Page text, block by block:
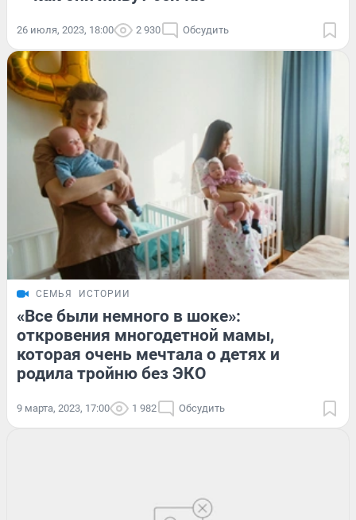
26 июля, 2023, 18:00 2 930 Обсудить
СЕМЬЯ ИСТОРИИ
«Все были немного в шоке»:
откровения многодетной мамы,
которая очень мечтала о детях и
родила тройню без ЭКО
9 марта, 2023, 17:00 1 982 Обсудить